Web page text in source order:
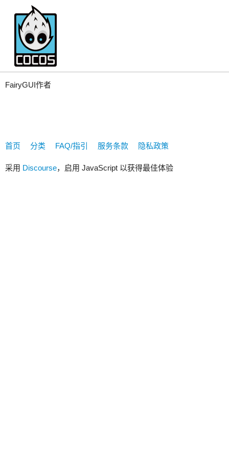
GuZhu
FairyGUI作者
首页 分类 FAQ/指引 服务条款 隐私政策
采用 Discourse，启用 JavaScript 以获得最佳体验